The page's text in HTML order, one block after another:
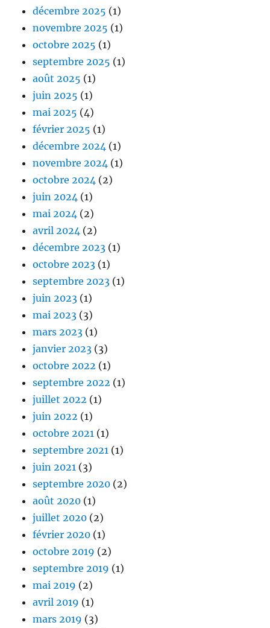
décembre 2025 (1)
novembre 2025 (1)
octobre 2025 (1)
septembre 2025 (1)
août 2025 (1)
juin 2025 (1)
mai 2025 (4)
février 2025 (1)
décembre 2024 (1)
novembre 2024 (1)
octobre 2024 (2)
juin 2024 (1)
mai 2024 (2)
avril 2024 (2)
décembre 2023 (1)
octobre 2023 (1)
septembre 2023 (1)
juin 2023 (1)
mai 2023 (3)
mars 2023 (1)
janvier 2023 (3)
octobre 2022 (1)
septembre 2022 (1)
juillet 2022 (1)
juin 2022 (1)
octobre 2021 (1)
septembre 2021 (1)
juin 2021 (3)
septembre 2020 (2)
août 2020 (1)
juillet 2020 (2)
février 2020 (1)
octobre 2019 (2)
septembre 2019 (1)
mai 2019 (2)
avril 2019 (1)
mars 2019 (3)